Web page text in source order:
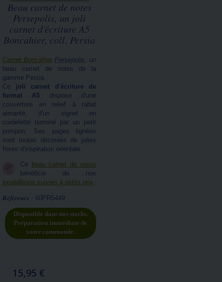
Beau carnet de notes
Persepolis, un joli
carnet d'écriture A5
Boncahier, coll. Persia
Carnet Boncahier Persepolis, un
beau carnet de notes de la
gamme Persia.
Ce joli carnet d'écriture de
format A5 dispose d'une
couverture en relief à rabat
aimanté, d'un signet en
cordelette terminé par un petit
pompon. Ses pages lignées
sont toutes décorées de jolies
frises d'inspiration orientale.
Ce
beau carnet de notes
bénéficie de nos
expéditions suivies à petits prix.
Référence : 60PR5449
Disponible dans nos stocks.
Préparation immédiate de
votre commande.
15,95 €